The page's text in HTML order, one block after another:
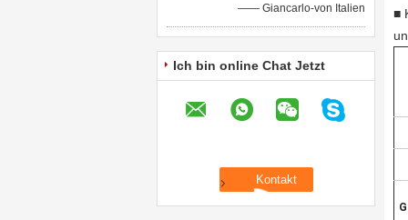
—— Giancarlo-von Italien
Ich bin online Chat Jetzt
■